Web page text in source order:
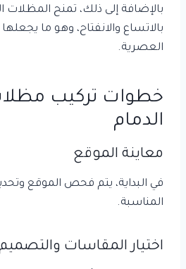
بالإضافة إلى ذلك، تمنح المظلات
بالاتساع والانفتاح، وهو ما
العصرية.
خطوات تركيب
الدمام
معاينة الموقع
في البداية، يتم فحص الموقع
المناسبة.
اختيار المقاسات